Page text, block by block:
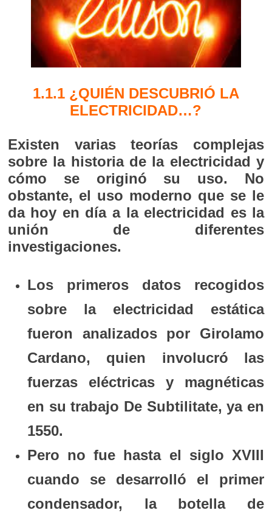
1.1.1 ¿QUIÉN DESCUBRIÓ LA
ELECTRICIDAD…?
Existen varias teorías complejas
sobre la historia de la electricidad y
cómo se originó su uso. No
obstante, el uso moderno que se le
da hoy en día a la electricidad es la
unión de diferentes
investigaciones.
Los primeros datos recogidos
sobre la electricidad estática
fueron analizados por Girolamo
Cardano, quien involucró las
fuerzas eléctricas y magnéticas
en su trabajo De Subtilitate, ya en
1550.
Pero no fue hasta el siglo XVIII
cuando se desarrolló el primer
condensador, la botella de